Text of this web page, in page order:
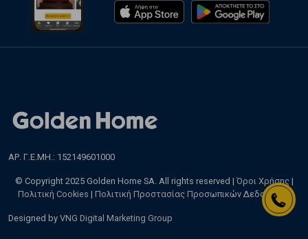
ΑΡ. Γ.Ε.ΜΗ.: 152149601000
© Copyright 2025 Golden Home SA. All rights reserved | Όροι Χρήσης |
Πολιτική Cookies | Πολιτική Προστασίας Προσωπικών Δεδομένων
Designed by VNG Digital Marketing Group